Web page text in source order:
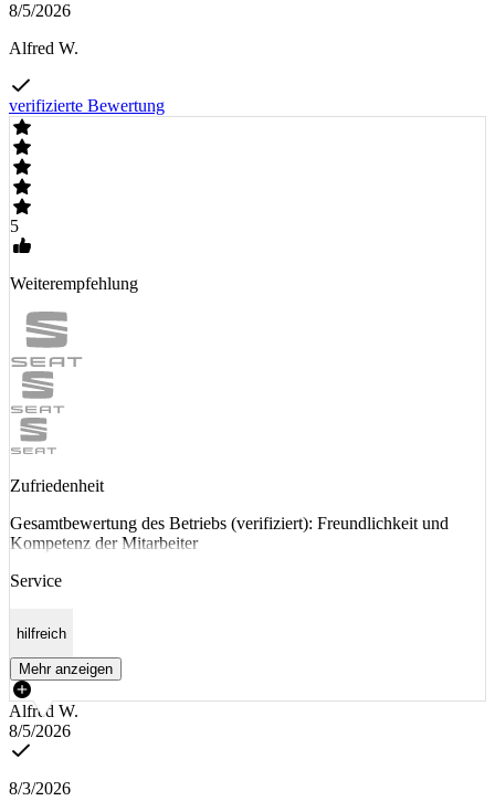
8/5/2026
Alfred W.
verifizierte Bewertung
5
Weiterempfehlung
Zufriedenheit
Gesamtbewertung des Betriebs (verifiziert): Freundlichkeit und
Kompetenz der Mitarbeiter
Service
hilfreich
Mehr anzeigen
Alfred W.
8/5/2026
8/3/2026